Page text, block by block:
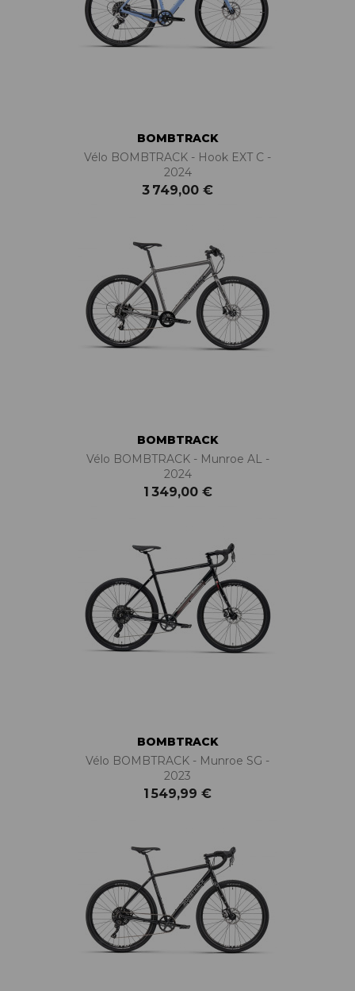
BOMBTRACK
Vélo BOMBTRACK - Hook EXT C -
2024
3 749,00 €
BOMBTRACK
Vélo BOMBTRACK - Munroe AL -
2024
1 349,00 €
BOMBTRACK
Vélo BOMBTRACK - Munroe SG -
2023
1 549,99 €